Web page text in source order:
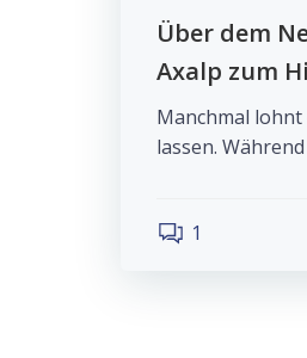
Über dem
Axalp zum
Manchmal lohnt
lassen.
1